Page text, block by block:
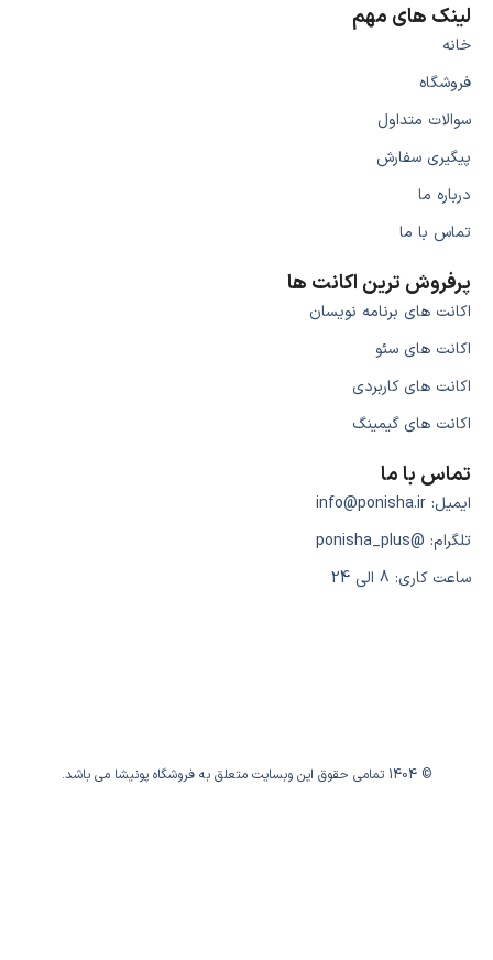
لینک های مهم
خانه
فروشگاه
سوالات متداول
پیگیری سفارش
درباره ما
تماس با ما
پرفروش ترین اکانت ها
اکانت های برنامه نویسان
اکانت های سئو
اکانت های کاربردی
اکانت های گیمینگ
تماس با ما
ایمیل: info@ponisha.ir
تلگرام: @ponisha_plus
ساعت کاری: 8 الی 24
© 1404 تمامی حقوق این وبسایت متعلق به فروشگاه پونیشا می باشد.